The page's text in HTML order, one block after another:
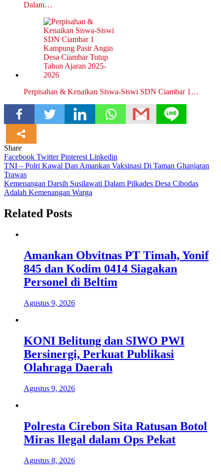
Dalam…
Perpisahan & Kenaikan Siswa-Siswi SDN Ciambar 1…
Share
Facebook TwitterPinterest Linkedin
Navigasi
pos
TNI – Polri Kawal Dan Amankan Vaksinasi Di Taman Ghanjaran
Trawas
Kemenangan Darsih Susilawati Dalam Pilkades Desa Cibodas
Adalah Kemenangan Warga
Related Posts
Amankan Obvitnas PT Timah, Yonif
845 dan Kodim 0414 Siagakan
Personel di Beltim
Agustus 9, 2026
KONI Belitung dan SIWO PWI
Bersinergi, Perkuat Publikasi
Olahraga Daerah
Agustus 9, 2026
Polresta Cirebon Sita Ratusan Botol
Miras Ilegal dalam Ops Pekat
Agustus 8, 2026